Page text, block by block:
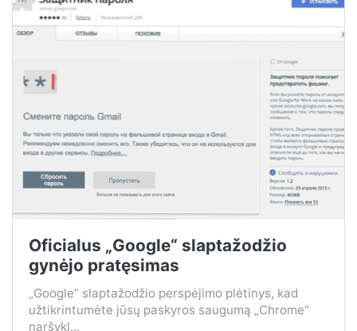
Oficialus „Google“ slaptažodžio
gynėjo pratęsimas
„Google“ slaptažodžio perspėjimo plėtinys, kad
užtikrintumėte jūsų paskyros saugumą „Chrome“
naršykl...